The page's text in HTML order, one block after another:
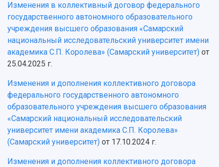
Изменения в коллективный договор федерального
государственного автономного образовательного
учреждения высшего образования «Самарский
национальный исследовательский университет имени
академика С.П. Королева» (Самарский университет) от
25.04.2025 г.
Изменения и дополнения коллективного договора
федерального государственного автономного
образовательного учреждения высшего образования
«Самарский национальный исследовательский
университет имени академика С.П. Королева»
(Самарский университет) от 17.10.2024 г.
Изменения и дополнения коллективного договора